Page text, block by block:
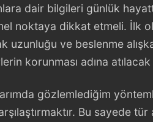
dair bilgileri günlük
noktaya dikkat etmeli. İlk
uzunluğu ve beslenme
korunması adına atılacak
gözlemlediğim
Bu sayede tür